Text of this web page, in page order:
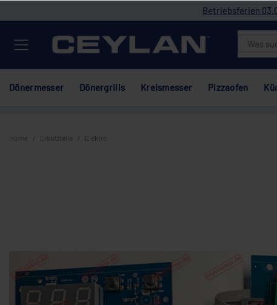
Betriebsferien
Dönermesser Dönergrills Kreismesser Pizzaofen
Home Ersatzteile Elektro